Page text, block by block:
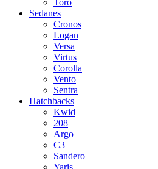
Toro
Sedanes
Cronos
Logan
Versa
Virtus
Corolla
Vento
Sentra
Hatchbacks
Kwid
208
Argo
C3
Sandero
Yaris